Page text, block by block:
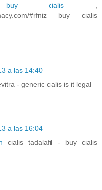
buy cialis
#rfniz buy cialis
a las 14:40
- generic cialis is it legal
a las 16:04
cialis tadalafil - buy cialis